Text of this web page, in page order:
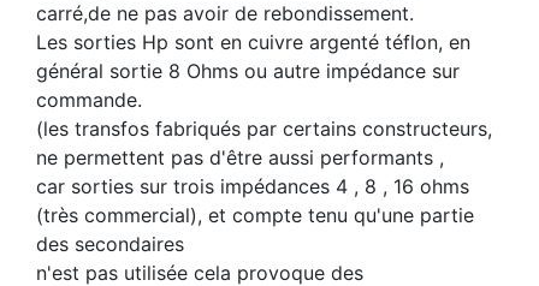
carré,de ne pas avoir de rebondissement.
Les sorties Hp sont en cuivre argenté téflon, en
général sortie 8 Ohms ou autre impédance sur
commande.
(les transfos fabriqués par certains constructeurs,
ne permettent pas d'être aussi performants ,
car sorties sur trois impédances 4 , 8 , 16 ohms
(très commercial), et compte tenu qu'une partie
des secondaires
n'est pas utilisée cela provoque des